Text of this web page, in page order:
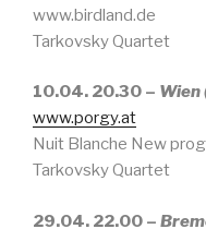
www.birdland.de
Tarkovsky Quartet
10.04. 20.30 – Wien
www.porgy.at
Nuit Blanche New
Tarkovsky Quartet
29.04. 22.00 –